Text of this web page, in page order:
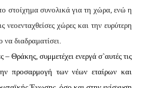
στοίχημα συνολικά για τη χώρα, ενώ η
χώρες και την ευρύτερη
να διαδραματίσει.
Θράκης, συμμετέχει ενεργά σ`αυτές τις
προσαρμογή των νέων εταίρων και